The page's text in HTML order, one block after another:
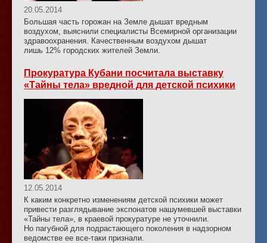
20.05.2014
Большая часть горожан на Земле дышат вредным
воздухом, выяснили специалисты Всемирной организации
здравоохранения. Качественным воздухом дышат
лишь 12% городских жителей Земли.
Прокуратура Кубани посчитала выставку
«Тайны тела» вредной для детской психики
12.05.2014
К каким конкретно изменениям детской психики может
привести разглядывание экспонатов нашумевшей выставки
«Тайны тела», в краевой прокуратуре не уточнили.
Но пагубной для подрастающего поколения в надзорном
ведомстве ее все-таки признали.